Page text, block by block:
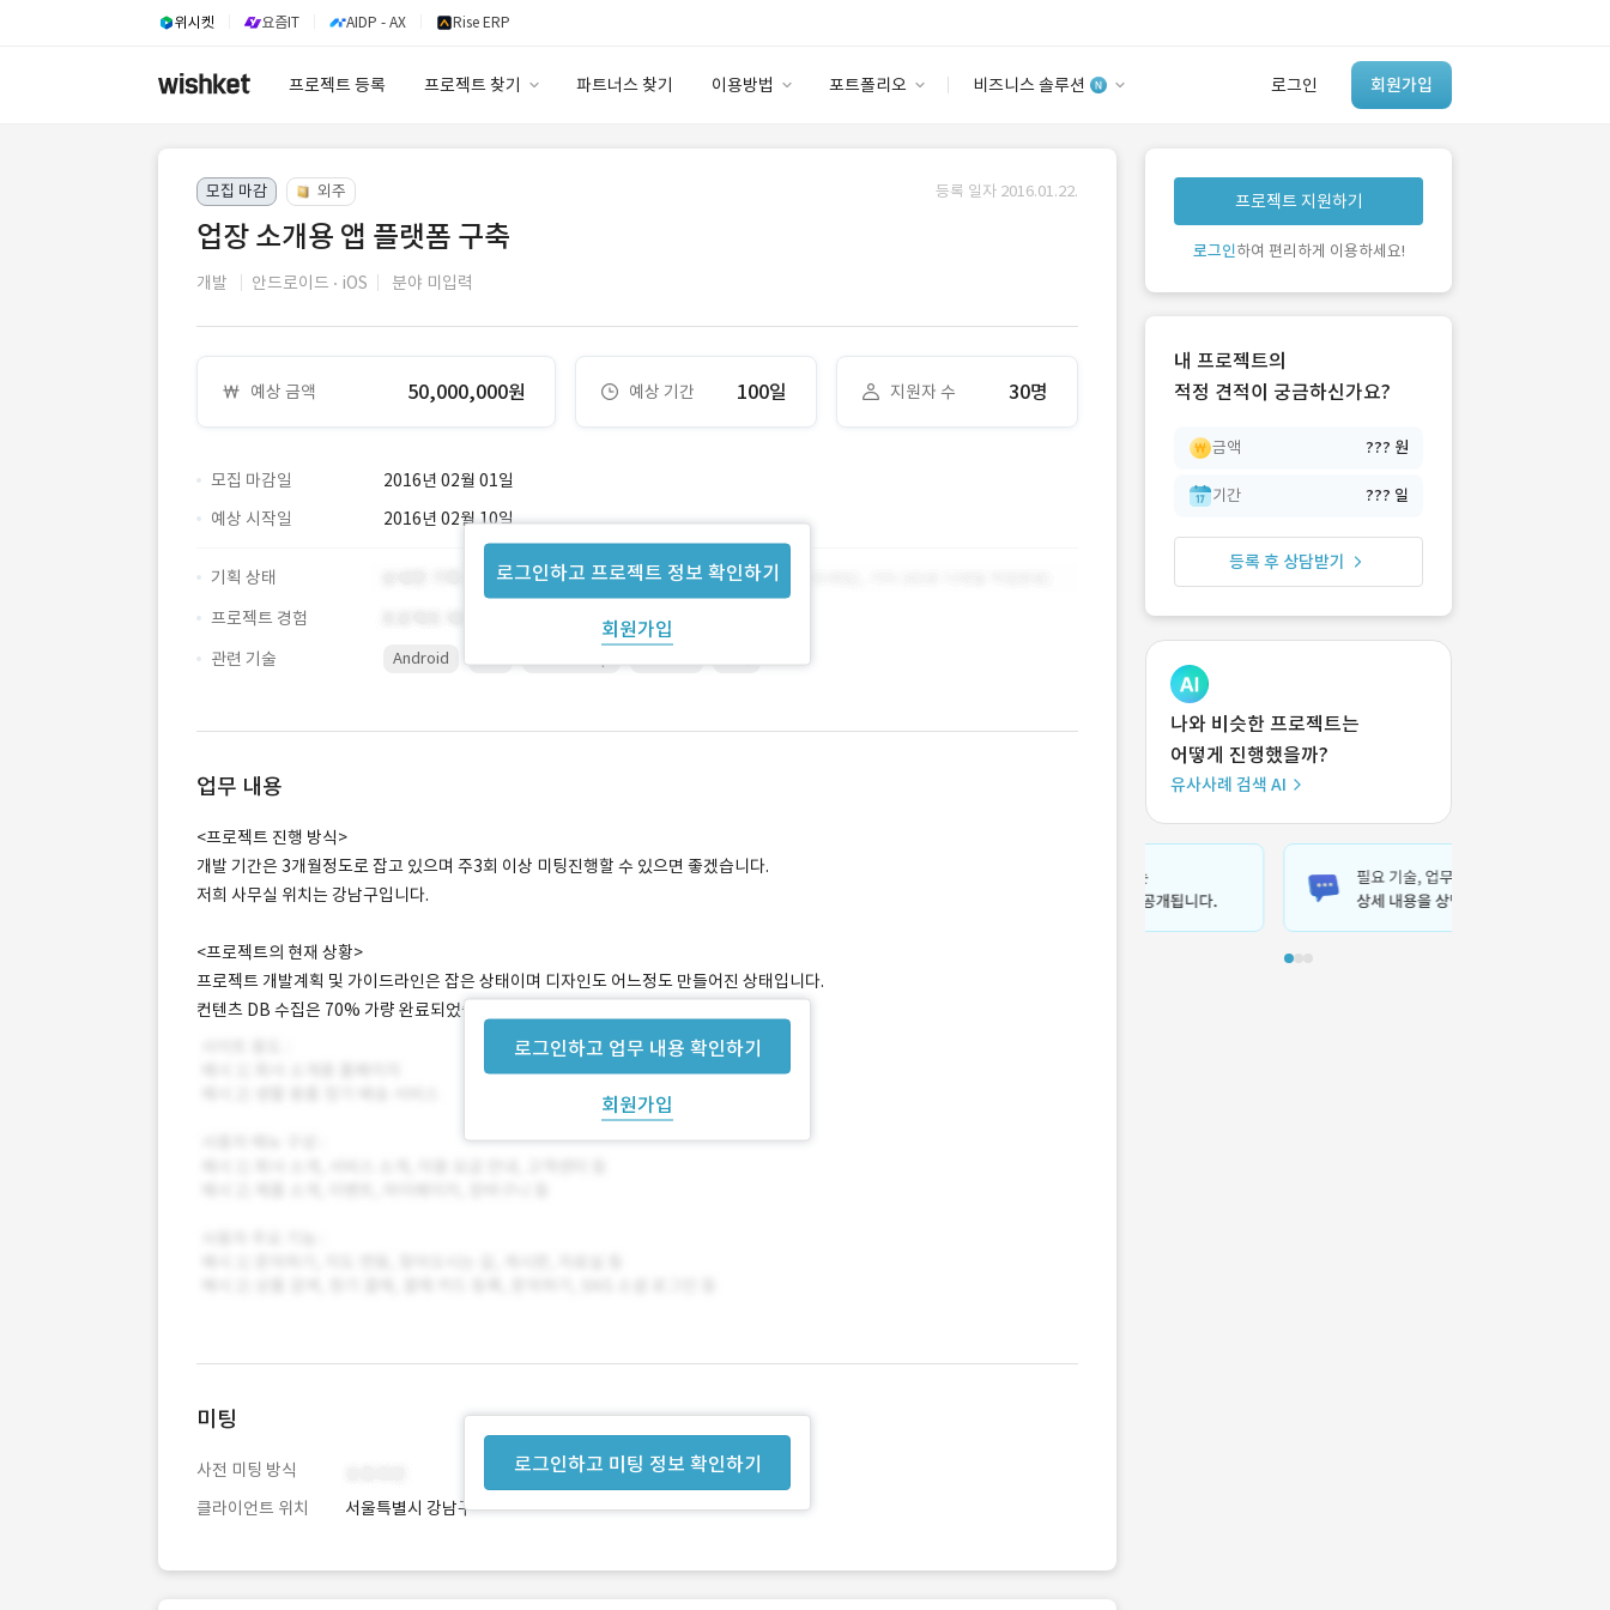
위시켓 요즘IT AIDP - AX Rise ERP
프로젝트 등록 프로젝트 찾기 파트너스 찾기 이용방법 포트폴리오 비즈니스 솔루션 로그인 회원가입
안심 코드 케어
유사사례 검색 AI
‘이런 거’ 만들어본
개발 회사 있어?
모집 마감 외주 등록 일자 2016.01.22.
업장 소개용 앱 플랫폼 구축
개발 안드로이드 iOS 분야 미입력
예상 금액 50,000,000원 예상 기간 100일 지원자 수 30명
모집 마감일 2016년 02월 01일
로그인하고 프로젝트 정보 확인하기
회원가입
예상 시작일 2016년 02월 10일
기획 상태
프로젝트 경험
관련 기술
Android
업무 내용
로그인하고 업무 내용 확인하기
회원가입
<프로젝트 진행 방식>
개발 기간은 3개월정도로 잡고 있으며 주3회 이상 미팅진행할 수 있으면 좋겠습니다.
저희 사무실 위치는 강남구입니다.
<프로젝트의 현재 상황>
프로젝트 개발계획 및 가이드라인은 잡은 상태이며 디자인도 어느정도 만들어진 상태입니다.
컨텐츠 DB 수집은 70% 가량 완료되었습니다.
로그인하고 미팅 정보 확인하기
미팅
사전 미팅 방식
클라이언트 위치
서울특별시 강남구
프로젝트 지원하기
로그인하여 편리하게 이용하세요!
내 프로젝트의
적정 견적이 궁금하신가요?
금액 ??? 원
기간 ??? 일
등록 후 상담받기
나와 비슷한 프로젝트는
어떻게 진행했을까?
유사사례 검색 AI